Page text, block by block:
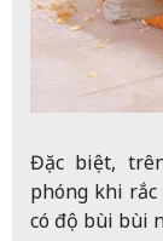
Đặc biệt,
phóng khi rắc
có độ bùi bùi